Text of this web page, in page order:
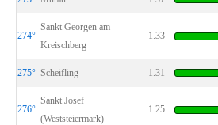
274°
Sankt Georgen am
Kreischberg
1.33
275° Scheifling 1.31
276°
Sankt Josef
(Weststeiermark)
1.25